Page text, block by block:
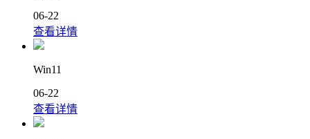
06-22
查看详情
Win11
06-22
查看详情